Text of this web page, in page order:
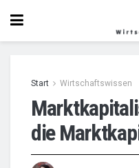
Start Wirtschaftswissen
die